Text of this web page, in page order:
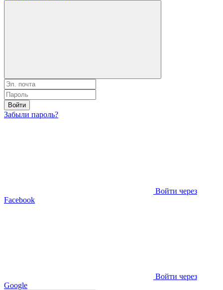
Войти
Забыли пароль?
Войти через
Facebook
Войти через
Google